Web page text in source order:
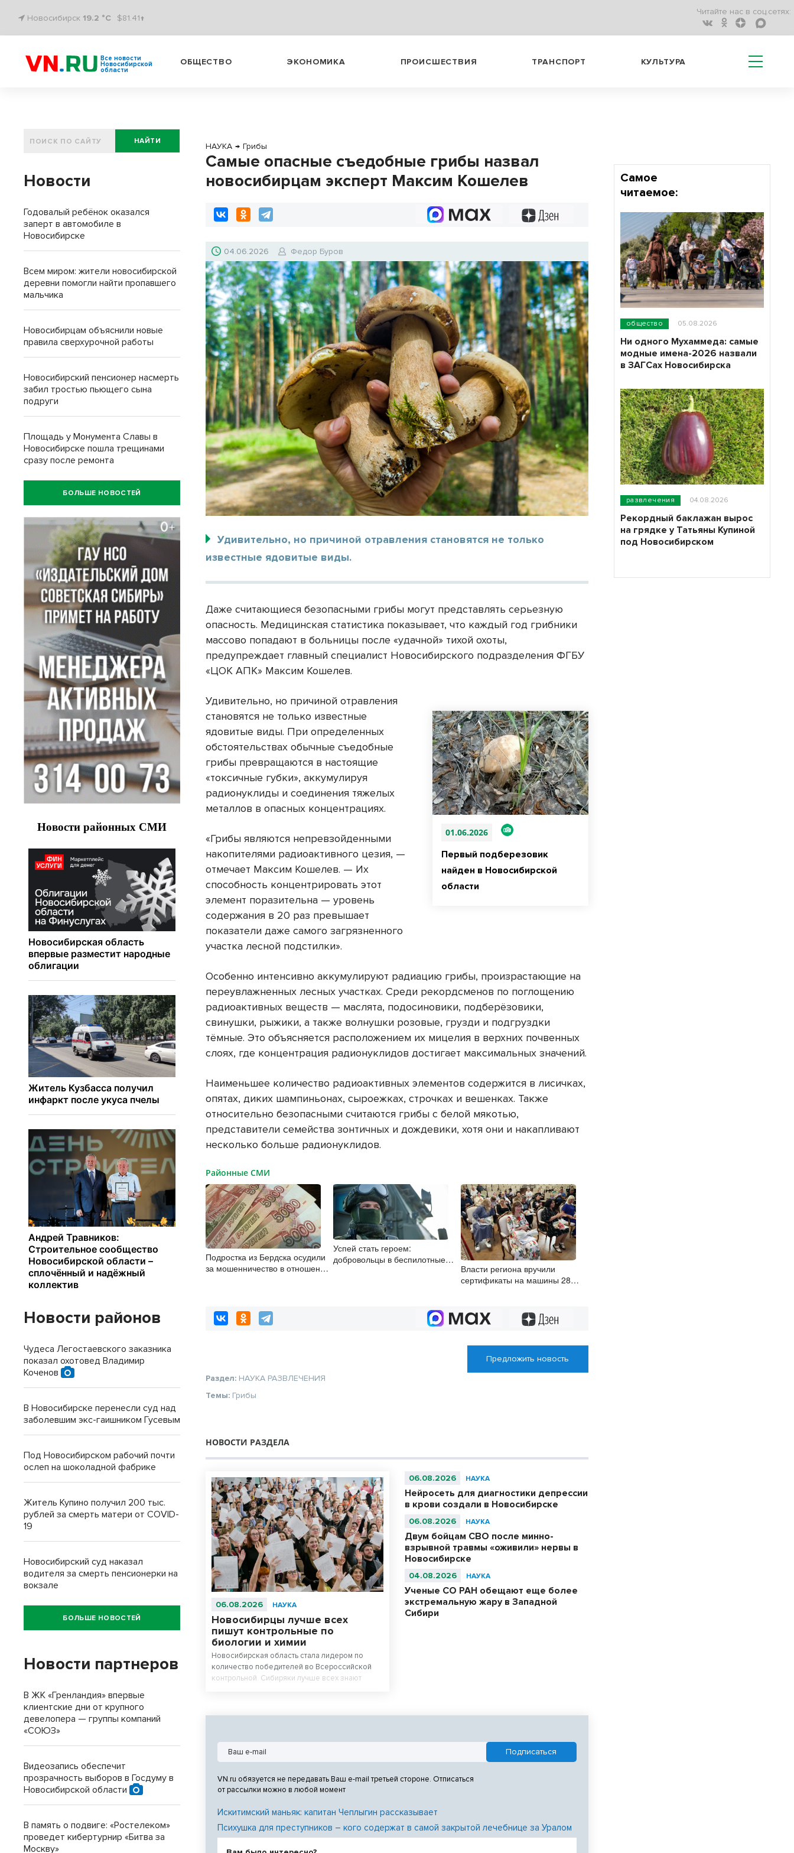
Новосибирск 19.2 °C $81.41↑
Читайте нас в соц.сетях:
Все новости
Новосибирской
области
ОБЩЕСТВО ЭКОНОМИКА ПРОИСШЕСТВИЯ ТРАНСПОРТ КУЛЬТУРА
НАУКА → Грибы
Самые опасные съедобные грибы назвал
новосибирцам эксперт Максим Кошелев
04.06.2026 Федор Буров
Удивительно, но причиной отравления становятся не только
известные ядовитые виды.
Даже считающиеся безопасными грибы могут представлять серьезную
опасность. Медицинская статистика показывает, что каждый год грибники
массово попадают в больницы после «удачной» тихой охоты,
предупреждает главный специалист Новосибирского подразделения ФГБУ
«ЦОК АПК» Максим Кошелев.
01.06.2026
Первый подберезовик
найден в Новосибирской
области
Удивительно, но причиной отравления
становятся не только известные
ядовитые виды. При определенных
обстоятельствах обычные съедобные
грибы превращаются в настоящие
«токсичные губки», аккумулируя
радионуклиды и соединения тяжелых
металлов в опасных концентрациях.
«Грибы являются непревзойденными
накопителями радиоактивного цезия, —
отмечает Максим Кошелев. — Их
способность концентрировать этот
элемент поразительна — уровень
содержания в 20 раз превышает
показатели даже самого загрязненного
участка лесной подстилки».
Особенно интенсивно аккумулируют радиацию грибы, произрастающие на
переувлажненных лесных участках. Среди рекордсменов по поглощению
радиоактивных веществ — маслята, подосиновики, подберёзовики,
свинушки, рыжики, а также волнушки розовые, грузди и подгруздки
тёмные. Это объясняется расположением их мицелия в верхних почвенных
слоях, где концентрация радионуклидов достигает максимальных значений.
Наименьшее количество радиоактивных элементов содержится в лисичках,
опятах, диких шампиньонах, сыроежках, строчках и вешенках. Также
относительно безопасными считаются грибы с белой мякотью,
представители семейства зонтичных и дождевики, хотя они и накапливают
несколько больше радионуклидов.
Районные СМИ
Подростка из Бердска осудили
за мошенничество в отношении
Успей стать героем:
добровольцы в беспилотные
Власти региона вручили
сертификаты на машины 28
Предложить новость
Раздел: НАУКА РАЗВЛЕЧЕНИЯ
Темы: Грибы
НОВОСТИ РАЗДЕЛА
06.08.2026 НАУКА
Новосибирцы лучше всех
пишут контрольные по
биологии и химии
Новосибирская область стала лидером по
количество победителей во Всероссийской
контрольной. Сибиряки лучше всех знают
06.08.2026 НАУКА
Нейросеть для диагностики депрессии
в крови создали в Новосибирске
06.08.2026 НАУКА
Двум бойцам СВО после минно-
взрывной травмы «оживили» нервы в
Новосибирске
04.08.2026 НАУКА
Ученые СО РАН обещают еще более
экстремальную жару в Западной
Сибири
VN.ru обязуется не передавать Ваш e-mail третьей стороне. Отписаться
от рассылки можно в любой момент
Искитимский маньяк: капитан Чеплыгин рассказывает
Психушка для преступников – кого содержат в самой закрытой лечебнице за Уралом
НАЙТИ
Новости
Годовалый ребёнок оказался
заперт в автомобиле в
Новосибирске
Всем миром: жители новосибирской
деревни помогли найти пропавшего
мальчика
Новосибирцам объяснили новые
правила сверхурочной работы
Новосибирский пенсионер насмерть
забил тростью пьющего сына
подруги
Площадь у Монумента Славы в
Новосибирске пошла трещинами
сразу после ремонта
БОЛЬШЕ НОВОСТЕЙ
Новости районов
Чудеса Легостаевского заказника
показал охотовед Владимир
Коченов
В Новосибирске перенесли суд над
заболевшим экс-гаишником Гусевым
Под Новосибирском рабочий почти
ослеп на шоколадной фабрике
Житель Купино получил 200 тыс.
рублей за смерть матери от COVID-
19
Новосибирский суд наказал
водителя за смерть пенсионерки на
вокзале
БОЛЬШЕ НОВОСТЕЙ
Новости партнеров
В ЖК «Гренландия» впервые
клиентские дни от крупного
девелопера — группы компаний
«СОЮЗ»
Видеозапись обеспечит
прозрачность выборов в Госдуму в
Новосибирской области
В память о подвиге: «Ростелеком»
проведет кибертурнир «Битва за
Москву»
Самое
читаемое:
общество 05.08.2026
Ни одного Мухаммеда: самые
модные имена-2026 назвали
в ЗАГСах Новосибирска
развлечения 04.08.2026
Рекордный баклажан вырос
на грядке у Татьяны Купиной
под Новосибирском